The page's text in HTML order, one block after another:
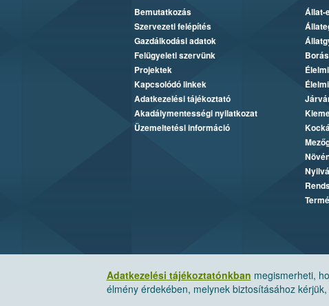
Adatkezelési tájékoztatónkban megismerheti,
élmény érdekében, melynek biztosításához
Bemutatkozás
Szervezeti felépítés
Gazdálkodási adatok
Felügyeleti szervünk
Projektek
Kapcsolódó linkek
Adatkezelési tájékoztató
Akadálymentességi nyilatkozat
Üzemeltetési információ
Állat-